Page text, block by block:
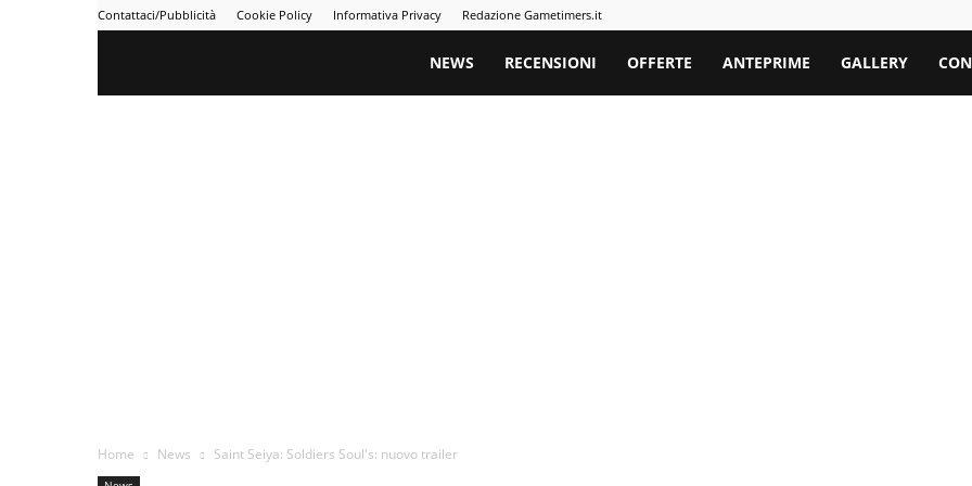
Contattaci/Pubblicità Cookie Policy Informativa Privacy Redazione Gametimers.it
Gametimers
NEWS RECENSIONI OFFERTE ANTEPRIME GALLERY
Home News Saint Seiya: Soldiers Soul's: nuovo trailer